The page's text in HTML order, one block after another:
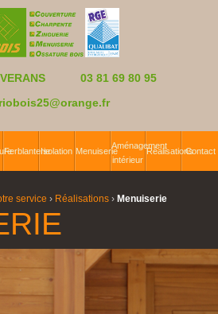
03 81 69 80 95
FerblanterieIsolation Menuiserie
Aménagement
intérieur
RéalisationsContact
service › Réalisations › Menuiserie